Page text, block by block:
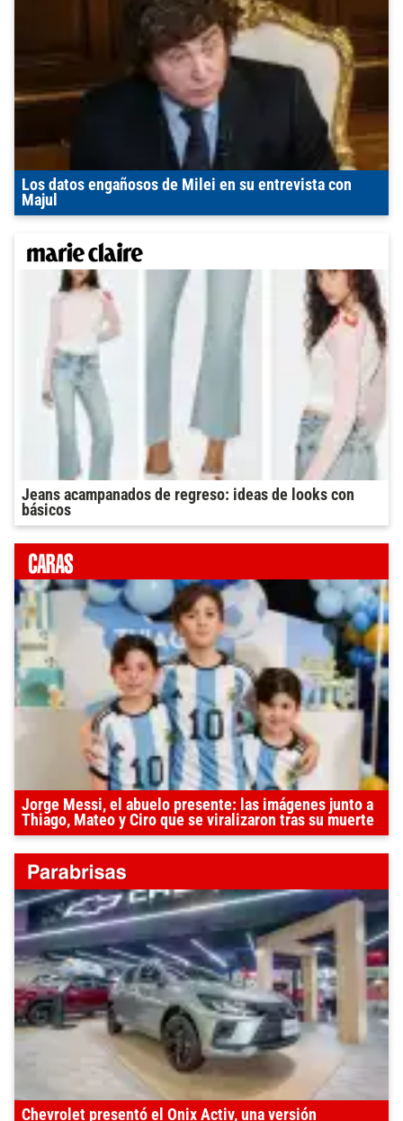
Los datos engañosos de Milei en su entrevista con
Majul
Jeans acampanados de regreso: ideas de looks con
básicos
Jorge Messi, el abuelo presente: las imágenes junto a
Thiago, Mateo y Ciro que se viralizaron tras su muerte
Chevrolet presentó el Onix Activ, una versión